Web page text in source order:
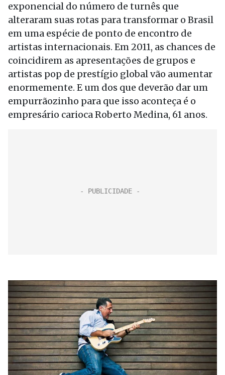
exponencial do número de turnês que
alteraram suas rotas para transformar o Brasil
em uma espécie de ponto de encontro de
artistas internacionais. Em 2011, as chances de
coincidirem as apresentações de grupos e
artistas pop de prestígio global vão aumentar
enormemente. E um dos que deverão dar um
empurrãozinho para que isso aconteça é o
empresário carioca Roberto Medina, 61 anos.